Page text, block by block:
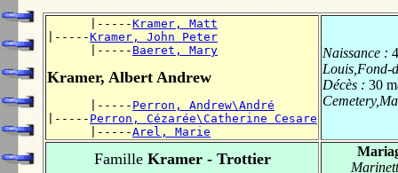
      |-----
Kramer, Matt
|-----Kramer, John Peter
      |-----
Baeret, Mary
Kramer, Albert Andrew
      |-----
Perron, Andrew\André
|----- Perron, Cézarée\Catherine Cesare
      |-----
Arel, Marie
Naissance :
Louis,Fond-
Décès : 30
FamilleKramer - Trottier